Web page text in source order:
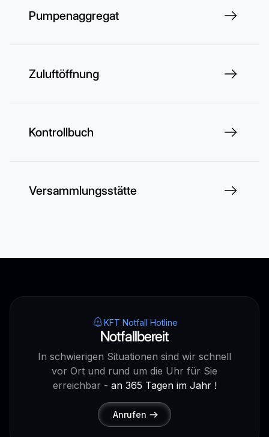
Pumpenaggregat
Zuluftöffnung
Kontrollbuch
Versammlungsstätte
KFT Notfall Hotline
Notfallbereit
In schwierigen Situationen sind wir schnell
vor Ort und rund um die Uhr für Sie
erreichbar - an 365 Tagen im Jahr !
Anrufen